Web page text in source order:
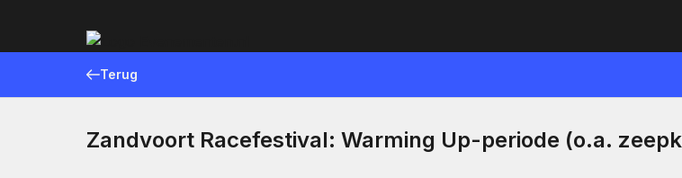
Terug
Zandvoort Racefestival: Warming Up-periode (o.a.